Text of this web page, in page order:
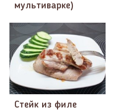
мультиварке)
Стейк из филе